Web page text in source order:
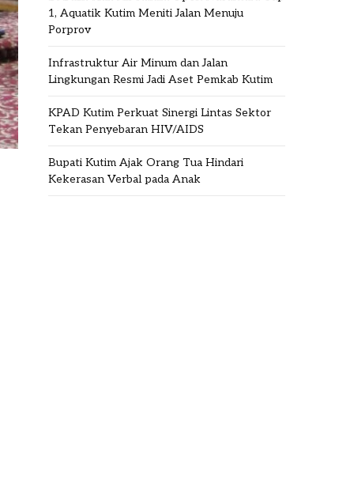
1, Aquatik Kutim Meniti Jalan Menuju
Porprov
Infrastruktur Air Minum dan Jalan
Lingkungan Resmi Jadi Aset Pemkab Kutim
KPAD Kutim Perkuat Sinergi Lintas Sektor
Tekan Penyebaran HIV/AIDS
Bupati Kutim Ajak Orang Tua Hindari
Kekerasan Verbal pada Anak